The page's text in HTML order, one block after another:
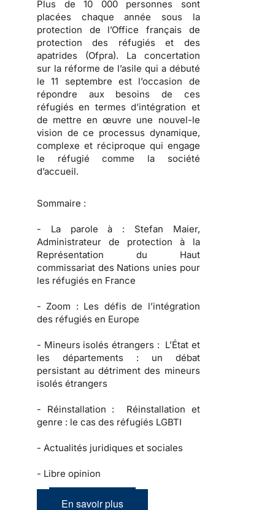
Plus de 10 000 personnes sont
placées chaque année sous la
protection de l’Office français de
protection des réfugiés et des
apatrides (Ofpra). La concertation
sur la réforme de l’asile qui a débuté
le 11 septembre est l’occasion de
répondre aux besoins de ces
réfugiés en termes d’intégration et
de mettre en œuvre une nouvel-le
vision de ce processus dynamique,
complexe et réciproque qui engage
le réfugié comme la société
d’accueil.
Sommaire :
- La parole à : Stefan Maier,
Administrateur de protection à la
Représentation du Haut
commissariat des Nations unies pour
les réfugiés en France
- Zoom : Les défis de l’intégration
des réfugiés en Europe
- Mineurs isolés étrangers : L’État et
les départements : un débat
persistant au détriment des mineurs
isolés étrangers
- Réinstallation : Réinstallation et
genre : le cas des réfugiés LGBTI
- Actualités juridiques et sociales
- Libre opinion
En savoir plus